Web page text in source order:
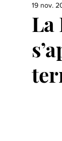
La
19 nov.